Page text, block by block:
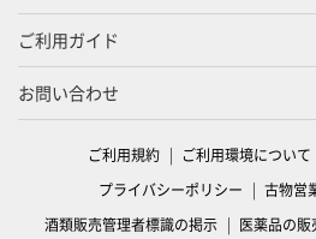
ご利用ガイド
お問い合わせ
ご利用規約 ご利用環境について
プライバシーポリシー
古物営
酒類販売管理者標識の掲示
医薬品の